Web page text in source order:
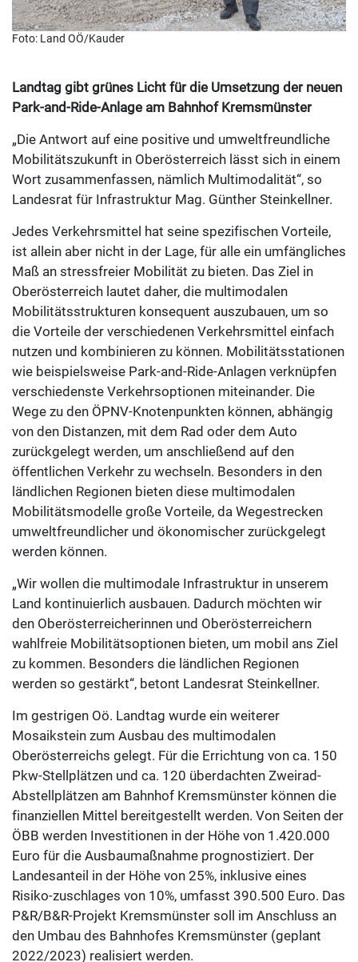
Foto: Land OÖ/Kauder
Landtag gibt grünes Licht für die Umsetzung der neuen
Park-and-Ride-Anlage am Bahnhof Kremsmünster
„Die Antwort auf eine positive und umweltfreundliche
Mobilitätszukunft in Oberösterreich lässt sich in einem
Wort zusammenfassen, nämlich Multimodalität“, so
Landesrat für Infrastruktur Mag. Günther Steinkellner.
Jedes Verkehrsmittel hat seine spezifischen Vorteile,
ist allein aber nicht in der Lage, für alle ein umfängliches
Maß an stressfreier Mobilität zu bieten. Das Ziel in
Oberösterreich lautet daher, die multimodalen
Mobilitätsstrukturen konsequent auszubauen, um so
die Vorteile der verschiedenen Verkehrsmittel einfach
nutzen und kombinieren zu können. Mobilitätsstationen
wie beispielsweise Park-and-Ride-Anlagen verknüpfen
verschiedenste Verkehrsoptionen miteinander. Die
Wege zu den ÖPNV-Knotenpunkten können, abhängig
von den Distanzen, mit dem Rad oder dem Auto
zurückgelegt werden, um anschließend auf den
öffentlichen Verkehr zu wechseln. Besonders in den
ländlichen Regionen bieten diese multimodalen
Mobilitätsmodelle große Vorteile, da Wegestrecken
umweltfreundlicher und ökonomischer zurückgelegt
werden können.
„Wir wollen die multimodale Infrastruktur in unserem
Land kontinuierlich ausbauen. Dadurch möchten wir
den Oberösterreicherinnen und Oberösterreichern
wahlfreie Mobilitätsoptionen bieten, um mobil ans Ziel
zu kommen. Besonders die ländlichen Regionen
werden so gestärkt“, betont Landesrat Steinkellner.
Im gestrigen Oö. Landtag wurde ein weiterer
Mosaikstein zum Ausbau des multimodalen
Oberösterreichs gelegt. Für die Errichtung von ca. 150
Pkw-Stellplätzen und ca. 120 überdachten Zweirad-
Abstellplätzen am Bahnhof Kremsmünster können die
finanziellen Mittel bereitgestellt werden. Von Seiten der
ÖBB werden Investitionen in der Höhe von 1.420.000
Euro für die Ausbaumaßnahme prognostiziert. Der
Landesanteil in der Höhe von 25%, inklusive eines
Risiko-zuschlages von 10%, umfasst 390.500 Euro. Das
P&R/B&R-Projekt Kremsmünster soll im Anschluss an
den Umbau des Bahnhofes Kremsmünster (geplant
2022/2023) realisiert werden.